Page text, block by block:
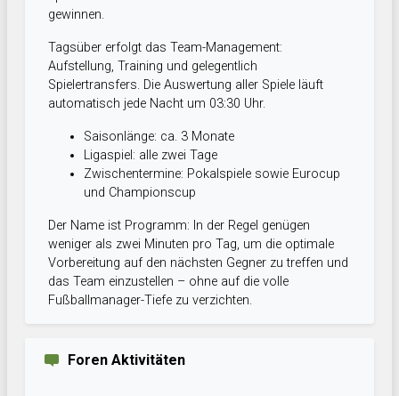
gewinnen.
Tagsüber erfolgt das Team-Management:
Aufstellung, Training und gelegentlich
Spielertransfers. Die Auswertung aller Spiele läuft
automatisch jede Nacht um 03:30 Uhr.
Saisonlänge: ca. 3 Monate
Ligaspiel: alle zwei Tage
Zwischentermine: Pokalspiele sowie Eurocup
und Championscup
Der Name ist Programm: In der Regel genügen
weniger als zwei Minuten pro Tag, um die optimale
Vorbereitung auf den nächsten Gegner zu treffen und
das Team einzustellen – ohne auf die volle
Fußballmanager-Tiefe zu verzichten.
Foren Aktivitäten